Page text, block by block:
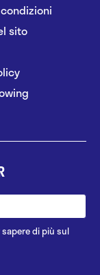
sito
sapere di più sul